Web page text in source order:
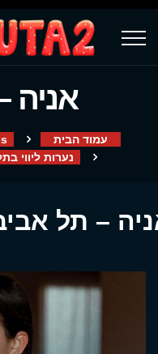
אניה
עמוד הבית
נערות ליווי
– תל